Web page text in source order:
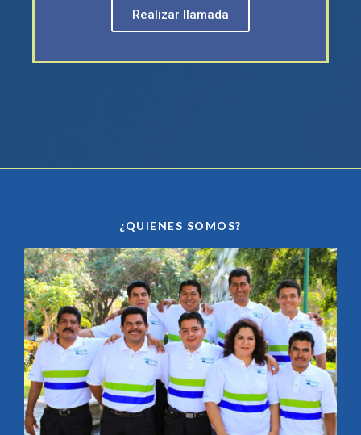
Realizar llamada
¿QUIENES SOMOS?